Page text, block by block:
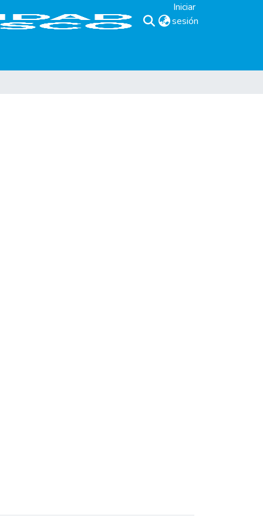
Iniciar
sesión